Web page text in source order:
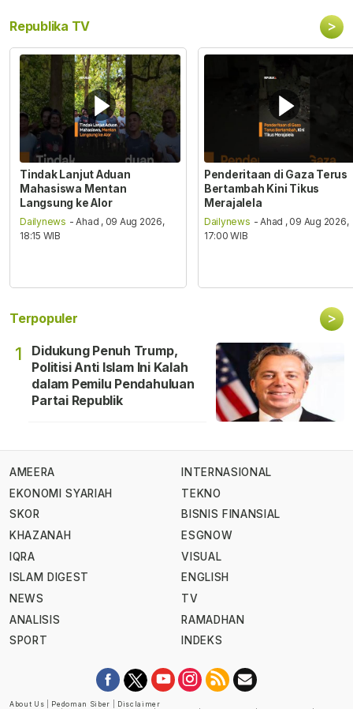
Republika TV >
Tindak Lanjut Aduan
Mahasiswa Mentan
Langsung ke Alor
Dailynews - Ahad , 09 Aug 2026,
18:15 WIB
Penderitaan di Gaza Terus
Bertambah Kini Tikus
Merajalela
Dailynews - Ahad , 09 Aug 2026,
17:00 WIB
Terpopuler >
1
Didukung Penuh Trump,
Politisi Anti Islam Ini Kalah
dalam Pemilu Pendahuluan
Partai Republik
AMEERA
EKONOMI SYARIAH
SKOR
KHAZANAH
IQRA
ISLAM DIGEST
NEWS
ANALISIS
SPORT
INTERNASIONAL
TEKNO
BISNIS FINANSIAL
ESGNOW
VISUAL
ENGLISH
TV
RAMADHAN
INDEKS
About Us Pedoman Siber Disclaimer